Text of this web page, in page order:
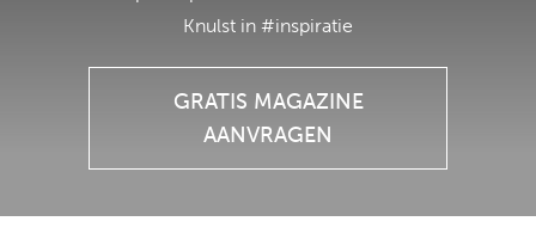
Knulst in #inspiratie
GRATIS MAGAZINE
AANVRAGEN
AANVRAGEN